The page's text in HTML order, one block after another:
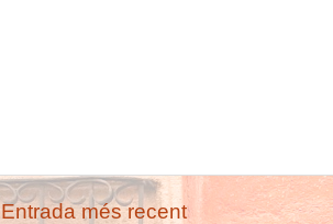
Entrada més recent